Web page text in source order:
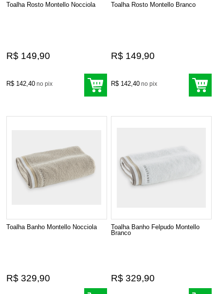
Toalha Rosto Montello Nocciola
R$ 149,90
R$ 142,40 no pix
Toalha Rosto Montello Branco
R$ 149,90
R$ 142,40 no pix
Toalha Banho Montello Nocciola
R$ 329,90
Toalha Banho Felpudo Montello
Branco
R$ 329,90